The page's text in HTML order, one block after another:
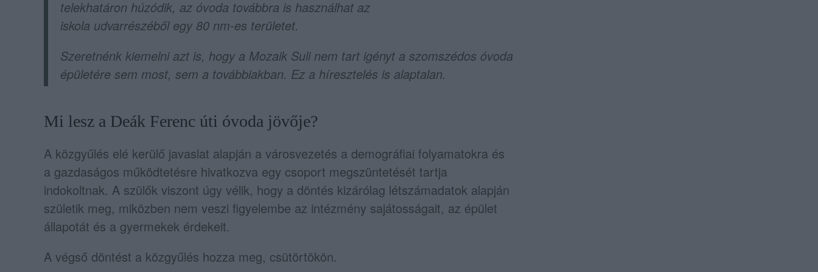
telekhatáron húzódik, az óvoda továbbra is használhat az
iskola udvarrészéből egy 80 nm-es területet.
Szeretnénk kiemelni azt is, hogy a Mozaik Suli nem tart igényt a szomszédos óvoda
épületére sem most, sem a továbbiakban. Ez a híresztelés is alaptalan.
Mi lesz a Deák Ferenc úti óvoda jövője?
A közgyűlés elé kerülő javaslat alapján a városvezetés a demográfiai folyamatokra és
a gazdaságos működtetésre hivatkozva egy csoport megszüntetését tartja
indokoltnak. A szülők viszont úgy vélik, hogy a döntés kizárólag létszámadatok alapján
születik meg, miközben nem veszi figyelembe az intézmény sajátosságait, az épület
állapotát és a gyermekek érdekeit.
A végső döntést a közgyűlés hozza meg, csütörtökön.